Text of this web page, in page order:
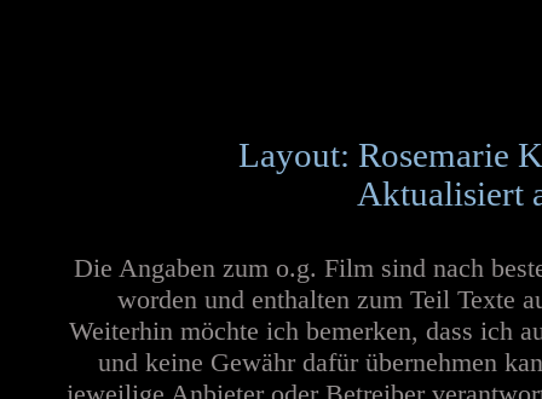
Layout: Rosemarie
Aktualisiert
Die Angaben zum o.g. Film sind nach
worden und enthalten zum Teil Texte
Weiterhin möchte ich bemerken, dass ich
und keine Gewähr dafür übernehmen